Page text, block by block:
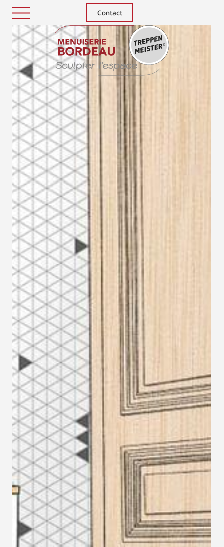
Contact